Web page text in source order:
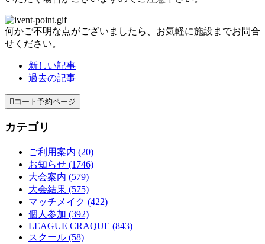
何かご不明な点がございましたら、お気軽に施設までお問合
せください。
新しい記事
過去の記事
 コート予約ページ
カテゴリ
ご利用案内 (20)
お知らせ (1746)
大会案内 (579)
大会結果 (575)
マッチメイク (422)
個人参加 (392)
LEAGUE CRAQUE (843)
スクール (58)